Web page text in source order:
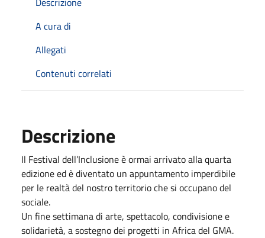
A cura di
Allegati
Contenuti correlati
Descrizione
Il Festival dell’Inclusione è ormai arrivato alla quarta
edizione ed è diventato un appuntamento imperdibile
per le realtà del nostro territorio che si occupano del
sociale.
Un fine settimana di arte, spettacolo, condivisione e
solidarietà, a sostegno dei progetti in Africa del GMA.